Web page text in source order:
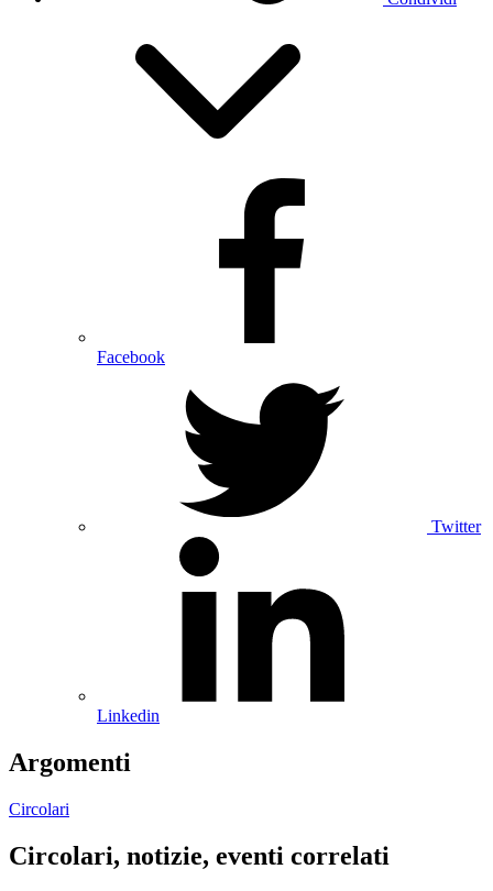
Facebook
Twitter
Linkedin
Argomenti
Circolari
Circolari, notizie, eventi correlati